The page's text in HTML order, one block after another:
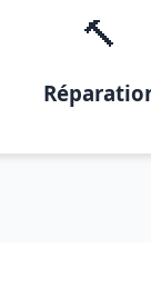
🔨